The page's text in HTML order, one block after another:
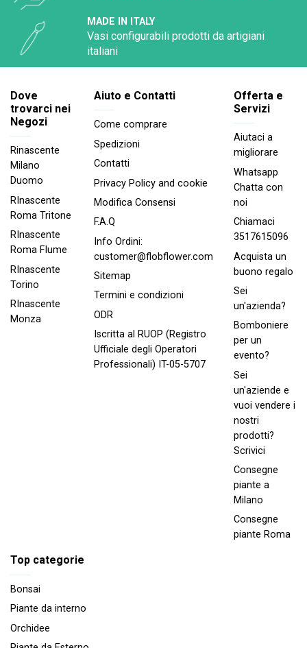
MADE IN ITALY
Vasi configurabili prodotti da artigiani
italiani
Dove
trovarci nei
Negozi
Rinascente
Milano
Duomo
RInascente
Roma Tritone
RInascente
Roma FIume
RInascente
Torino
RInascente
Monza
Aiuto e Contatti
Come comprare
Spedizioni
Contatti
Privacy Policy and cookie
Modifica Consensi
F.A.Q
Info Ordini:
customer@flobflower.com
Sitemap
Termini e condizioni
ODR
Iscritta al RUOP (Registro
Ufficiale degli Operatori
Professionali) IT-05-5707
Offerta e
Servizi
Aiutaci a
migliorare
Whatsapp
Chatta con
noi
Chiamaci
3517615096
Acquista un
buono regalo
Sei
un'azienda?
Bomboniere
per un
evento?
Sei
un'aziende e
vuoi vendere i
nostri
prodotti?
Scrivici
Consegne
piante a
Milano
Consegne
piante Roma
Top categorie
Bonsai
Piante da interno
Orchidee